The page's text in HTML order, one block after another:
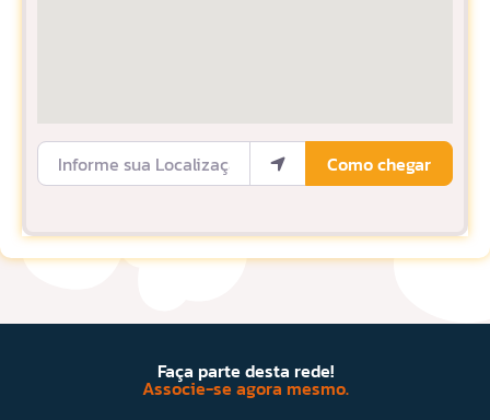
Informe sua Localização
Como chegar
Faça parte desta rede!
Associe-se agora mesmo.